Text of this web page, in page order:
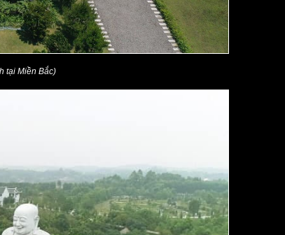
tại Miền Bắc)